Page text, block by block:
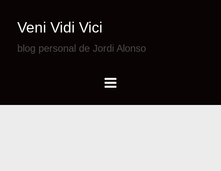
Veni Vidi Vici
blog personal de Jordi Alonso